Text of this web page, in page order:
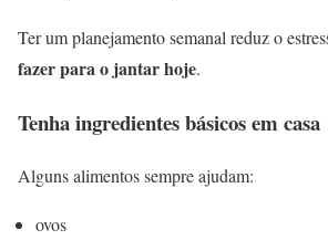
Ter um planejamento semanal reduz o
fazer para o jantar hoje.
Tenha ingredientes básicos em casa
Alguns alimentos sempre ajudam:
ovos